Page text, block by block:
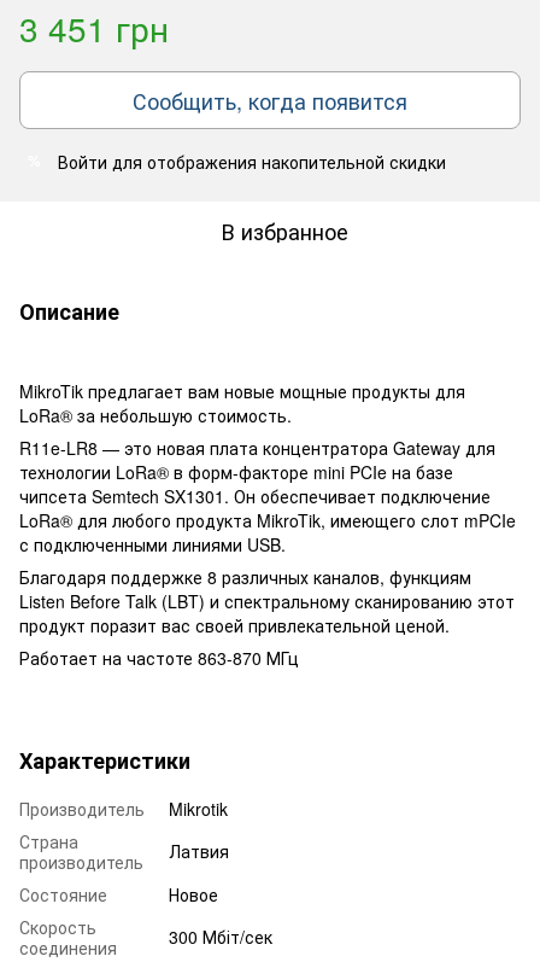
3 451 грн
Сообщить, когда появится
Войти для отображения накопительной скидки
В избранное
Описание
MikroTik предлагает вам новые мощные продукты для
LoRa® за небольшую стоимость.
R11e-LR8 — это новая плата концентратора Gateway для
технологии LoRa® в форм-факторе mini PCIe на базе
чипсета Semtech SX1301. Он обеспечивает подключение
LoRa® для любого продукта MikroTik, имеющего слот mPCIe
с подключенными линиями USB.
Благодаря поддержке 8 различных каналов, функциям
Listen Before Talk (LBT) и спектральному сканированию этот
продукт поразит вас своей привлекательной ценой.
Работает на частоте 863-870 МГц
Характеристики
Производитель
Mikrotik
Страна
производитель
Латвия
Состояние
Новое
Скорость
соединения
300 Мбіт/сек